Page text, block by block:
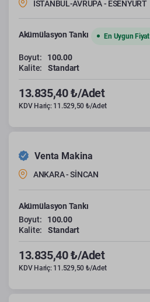
İSTANBUL-AVRUPA - ESENYURT
Akümülasyon Tankı En Uygun Fiyat
Boyut:
100.00
Kalite:
Standart
13.835,40 ₺/Adet
KDV Hariç: 11.529,50 ₺/Adet
Venta Makina
ANKARA - SİNCAN
Akümülasyon Tankı
Boyut:
100.00
Kalite:
Standart
13.835,40 ₺/Adet
KDV Hariç: 11.529,50 ₺/Adet